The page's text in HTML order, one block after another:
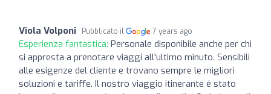
Viola Volponi Pubblicato il 7 years ago
Esperienza fantastica: Personale disponibile anche per chi
si appresta a prenotare viaggi all'ultimo minuto. Sensibili
alle esigenze del cliente e trovano sempre le migliori
soluzioni e tariffe. Il nostro viaggio itinerante é stato